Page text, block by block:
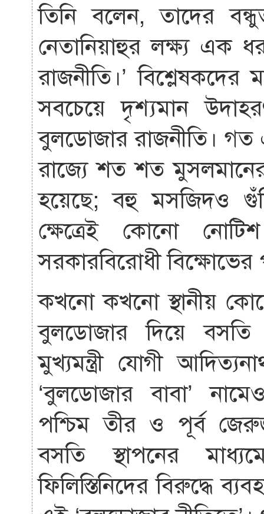
তিনি বলেন, তাদের
নেতানিয়াহুর লক্ষ্য এক
রাজনীতি।’
সবচেয়ে দৃশ্যমান
বুলডোজার রাজনীতি। গত
রাজ্যে শত শত
হয়েছে; বহু মসজিদও
ক্ষেত্রেই কোনো
সরকারবিরোধী
কখনো কখনো স্থানীয়
বুলডোজার দিয়ে বসতি
মুখ্যমন্ত্রী যোগী
‘বুলডোজার বাবা’
পশ্চিম তীর ও পূর্ব
বসতি স্থাপনের
ফিলিস্তিনিদের বিরুদ্ধে